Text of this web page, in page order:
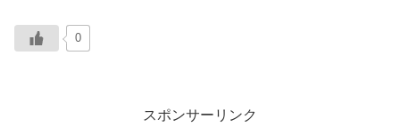
0
スポンサーリンク